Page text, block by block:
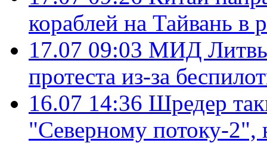
кораблей на Тайвань в
17.07 09:03 МИД Литвы
протеста из-за
16.07 14:36 Шредер
"Северному потоку-2",